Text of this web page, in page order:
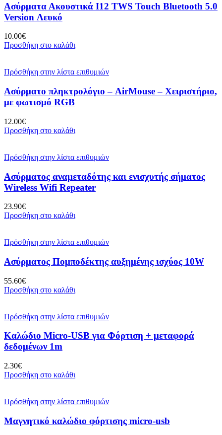
Ασύρματα Ακουστικά I12 TWS Touch Bluetooth 5.0
Version Λευκό
10.00€
Προσθήκη στο καλάθι
Πρόσθήκη στην λίστα επιθυμιών
Ασύρματο πληκτρολόγιο – AirMouse – Χειριστήριο,
με φωτισμό RGB
12.00€
Προσθήκη στο καλάθι
Πρόσθήκη στην λίστα επιθυμιών
Ασύρματος αναμεταδότης και ενισχυτής σήματος
Wireless Wifi Repeater
23.90€
Προσθήκη στο καλάθι
Πρόσθήκη στην λίστα επιθυμιών
Ασύρματος Πομποδέκτης αυξημένης ισχύος 10W
55.60€
Προσθήκη στο καλάθι
Πρόσθήκη στην λίστα επιθυμιών
Καλώδιο Micro-USB για Φόρτιση + μεταφορά
δεδομένων 1m
2.30€
Προσθήκη στο καλάθι
Πρόσθήκη στην λίστα επιθυμιών
Μαγνητικό καλώδιο φόρτισης micro-usb